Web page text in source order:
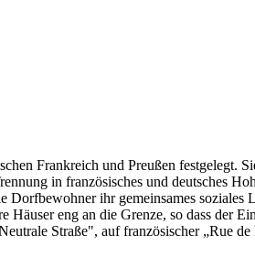
Frankreich und Preußen festgelegt.
in französisches und deutsches
Dorfbewohner ihr gemeinsames
eng an die Grenze, so dass der
Straße", auf französischer „Rue